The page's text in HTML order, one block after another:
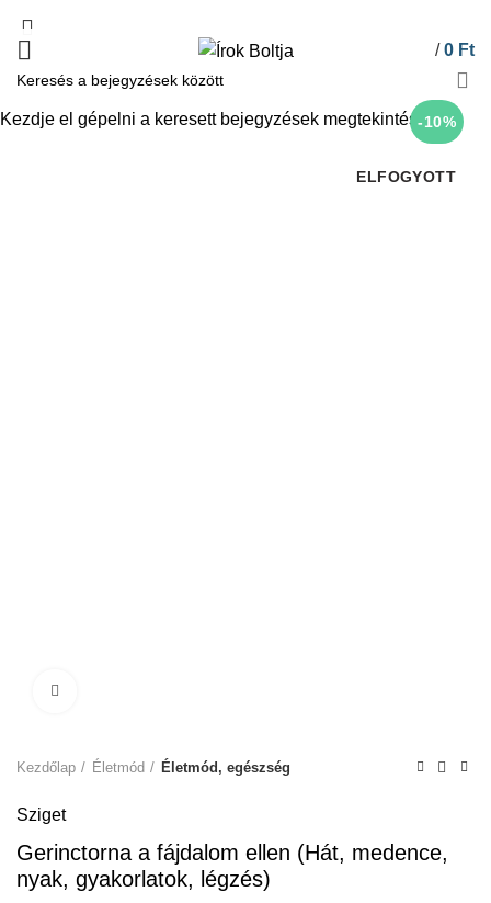
/ 0 Ft
-10%
ELFOGYOTT
Kezdőlap Életmód Életmód, egészség
Sziget
Gerinctorna a fájdalom ellen (Hát, medence,
nyak, gyakorlatok, légzés)
Kezdje el gépelni a keresett bejegyzések megtekintéséhez.